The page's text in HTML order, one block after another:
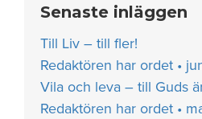
Senaste inläggen
Till Liv – till fler!
Redaktören har ordet •
Vila och leva – till Guds
Redaktören har ordet •